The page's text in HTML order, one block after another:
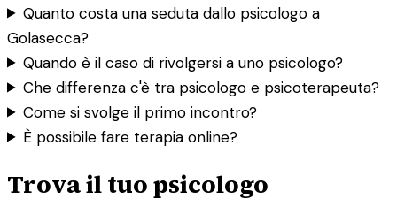
Quanto costa una seduta dallo psicologo a
Golasecca?
Quando è il caso di rivolgersi a uno psicologo?
Che differenza c'è tra psicologo e psicoterapeuta?
Come si svolge il primo incontro?
È possibile fare terapia online?
Trova il tuo psicologo